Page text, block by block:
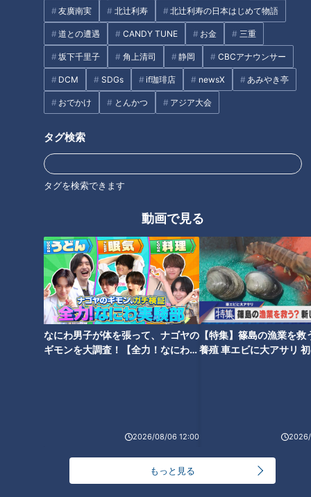
友廣南実 北辻利寿 北辻利寿の日本はじめて物語
道との遭遇 CANDY TUNE お金 三重
坂下千里子 角上清司 静岡 CBCアナウンサー
DCM SDGs if珈琲店 newsX あみやき亭
おでかけ とんかつ アジア大会
タグ検索
タグを検索できます
動画で見る
なにわ男子が体を張って、ナゴヤの
ギモンを大調査！【全力！なにわ実
2026/08/06 12:00
【特集】篠島の漁業を救
養殖 車エビに大アサリ
もっと見る
登場すると、その小さなおもちゃがオマケに付いたこともあっ
た。子どもたちに大変な人気で、休日には1日で1000食の注文
もあったそうだ。
画像『写真AC』より「こどもの日のお子様ランチ」
子どもたちに人気の「お子様ランチ」だが、「美味しい料理を
ちょっとずつ」というコンセプトは大人たちにとっても魅力で
ある。特に食べる量を控えたい年配の人や女性などを中心に
生以下まで」とするお店が多かった。このため、あえて「大人
のお子様ランチ」なる遊び心満載のメニューを出すレストラン
も登場したが、発祥の店である三越デパート、例えば名古屋三